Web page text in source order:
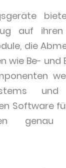
auf
die
wie Be- und
Software
genau